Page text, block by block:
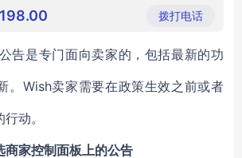
保空调配件
空调简控控制面板
莞）有限
公司
198.00 拨打电话
告是专门面向卖家的，包括最新的功
。Wish卖家需要在政策生效之前或者
动。
商家控制面板上的公告